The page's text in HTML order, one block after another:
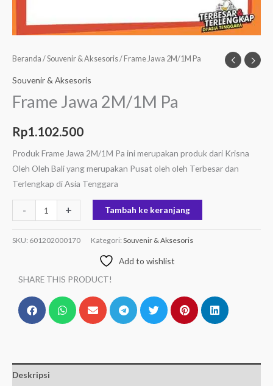
Beranda /Souvenir & Aksesoris/ Frame Jawa 2M/1M Pa
Souvenir & Aksesoris
Frame Jawa 2M/1M Pa
Rp1.102.500
Produk Frame Jawa 2M/1M Pa ini merupakan produk dari Krisna
Oleh Oleh Bali yang merupakan Pusat oleh oleh Terbesar dan
Terlengkap di Asia Tenggara
- + Tambah ke keranjang
SKU: 601202000170 Kategori: Souvenir & Aksesoris
Add to wishlist
SHARE THIS PRODUCT!
Deskripsi